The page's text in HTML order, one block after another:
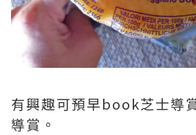
有興趣可預早book芝士導
導賞。